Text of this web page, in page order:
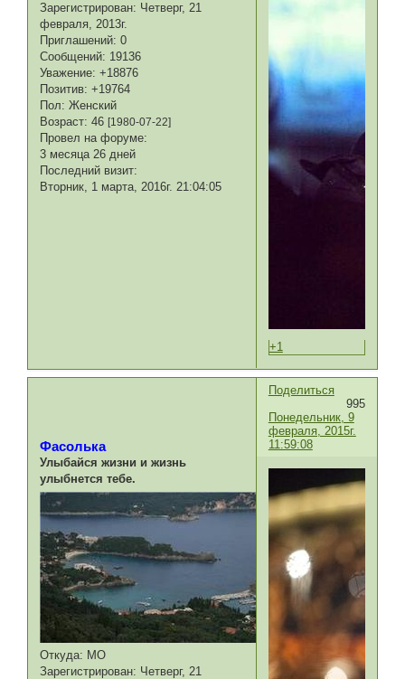
Зарегистрирован: Четверг, 21
февраля, 2013г.
Приглашений: 0
Сообщений: 19136
Уважение: +18876
Позитив: +19764
Пол: Женский
Возраст: 46[1980-07-22]
Провел на форуме:
3 месяца 26 дней
Последний визит:
Вторник, 1 марта, 2016г. 21:04:05
+1
Поделиться
995
Понедельник, 9
февраля, 2015г.
11:59:08
Фасолька
Улыбайся жизни и жизнь
улыбнется тебе.
Откуда: МО
Зарегистрирован: Четверг, 21